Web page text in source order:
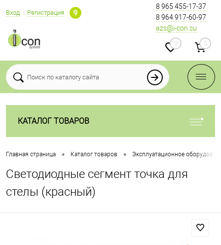
Вход Регистрация
8 965 455-17-37
8 964 917-60-97
azs@i-con.su
0 0
КАТАЛОГ ТОВАРОВ
Главная страница • Каталог товаров • Эксплуатационное
Светодиодные сегмент точка для
стелы (красный)